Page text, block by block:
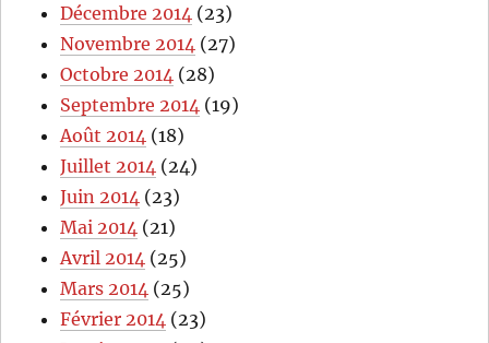
Décembre 2014 (23)
Novembre 2014 (27)
Octobre 2014 (28)
Septembre 2014 (19)
Août 2014 (18)
Juillet 2014 (24)
Juin 2014 (23)
Mai 2014 (21)
Avril 2014 (25)
Mars 2014 (25)
Février 2014 (23)